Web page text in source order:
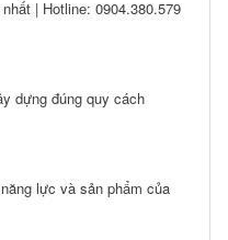
| Hotline: 0904.380.579
dựng đúng quy cách
lực và sản phẩm của